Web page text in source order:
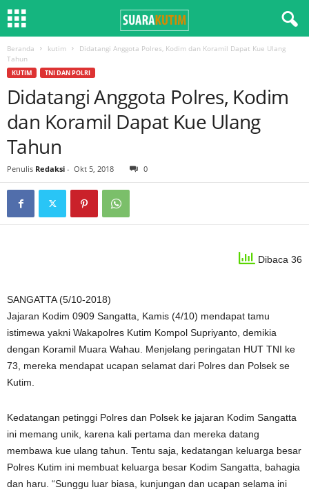
Beranda kutim
Didatangi Anggota Polres, Kodim dan Koramil Dapat Kue Ulang
Tahun
KUTIM TNI DAN POLRI
Didatangi Anggota Polres, Kodim
dan Koramil Dapat Kue Ulang
Tahun
Penulis Redaksi - Okt 5, 2018 0
Dibaca 36
SANGATTA (5/10-2018)
Jajaran Kodim 0909 Sangatta, Kamis (4/10) mendapat tamu
istimewa yakni Wakapolres Kutim Kompol Supriyanto, demikia
dengan Koramil Muara Wahau. Menjelang peringatan HUT TNI ke
73, mereka mendapat ucapan selamat dari Polres dan Polsek se
Kutim.
Kedatangan petinggi Polres dan Polsek ke jajaran Kodim Sangatta
ini memang unik, karena kali pertama dan mereka datang
membawa kue ulang tahun. Tentu saja, kedatangan keluarga besar
Polres Kutim ini membuat keluarga besar Kodim Sangatta, bahagia
dan haru. “Sunggu luar biasa, kunjungan dan ucapan selama ini